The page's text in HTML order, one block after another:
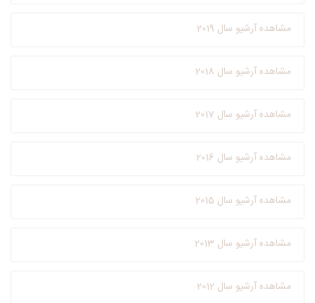
مشاهده آرشیو سال 2019
مشاهده آرشیو سال 2018
مشاهده آرشیو سال 2017
مشاهده آرشیو سال 2016
مشاهده آرشیو سال 2015
مشاهده آرشیو سال 2013
مشاهده آرشیو سال 2012